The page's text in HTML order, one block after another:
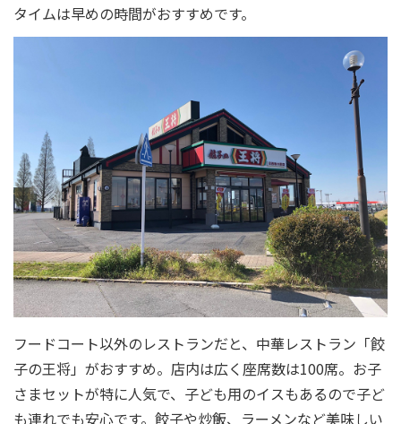
タイムは早めの時間がおすすめです。
フードコート以外のレストランだと、中華レストラン「餃
子の王将」がおすすめ。店内は広く座席数は100席。お子
さまセットが特に人気で、子ども用のイスもあるので子ど
も連れでも安心です。餃子や炒飯、ラーメンなど美味しい